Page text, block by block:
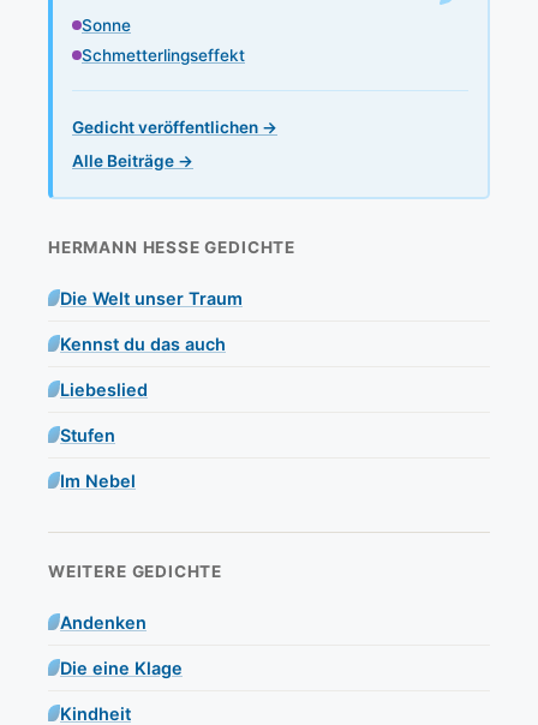
Sonne
Schmetterlingseffekt
Gedicht veröffentlichen →
Alle Beiträge →
HERMANN HESSE GEDICHTE
Die Welt unser Traum
Kennst du das auch
Liebeslied
Stufen
Im Nebel
WEITERE GEDICHTE
Andenken
Die eine Klage
Kindheit